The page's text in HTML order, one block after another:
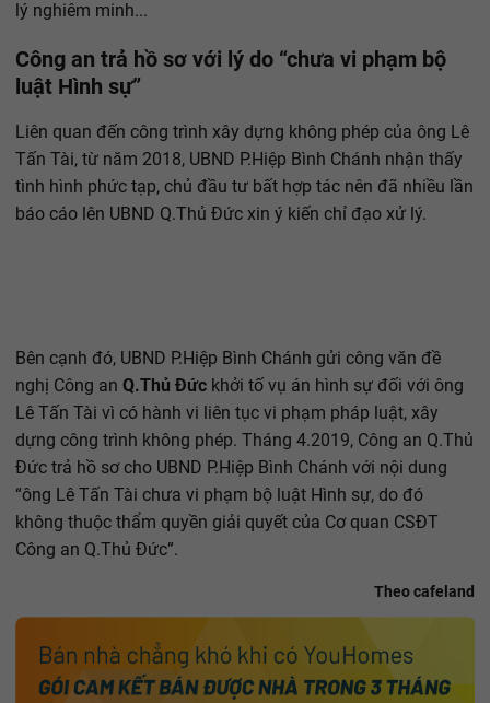
lý nghiêm minh...
Công an trả hồ sơ với lý do “chưa vi phạm bộ
luật Hình sự”
Liên quan đến công trình xây dựng không phép của ông Lê
Tấn Tài, từ năm 2018, UBND P.Hiệp Bình Chánh nhận thấy
tình hình phức tạp, chủ đầu tư bất hợp tác nên đã nhiều lần
báo cáo lên UBND Q.Thủ Đức xin ý kiến chỉ đạo xử lý.
Bên cạnh đó, UBND P.Hiệp Bình Chánh gửi công văn đề
nghị Công an Q.Thủ Đức khởi tố vụ án hình sự đối với ông
Lê Tấn Tài vì có hành vi liên tục vi phạm pháp luật, xây
dựng công trình không phép. Tháng 4.2019, Công an Q.Thủ
Đức trả hồ sơ cho UBND P.Hiệp Bình Chánh với nội dung
“ông Lê Tấn Tài chưa vi phạm bộ luật Hình sự, do đó
không thuộc thẩm quyền giải quyết của Cơ quan CSĐT
Công an Q.Thủ Đức”.
Theo cafeland